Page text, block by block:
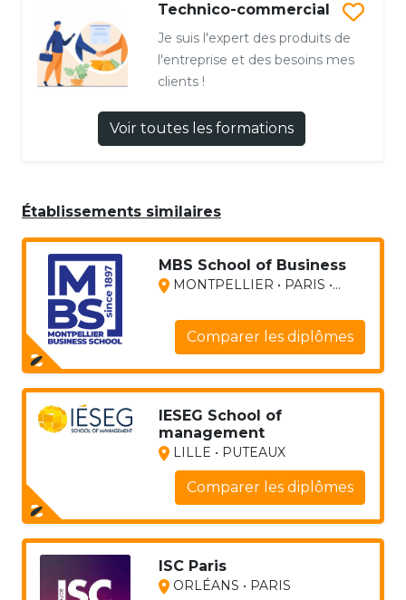
Technico-commercial
Je suis l'expert des produits de
l'entreprise et des besoins mes
clients !
Voir toutes les formations
Établissements similaires
MBS School of Business
MONTPELLIER • PARIS •...
Comparer les diplômes
IESEG School of
management
LILLE • PUTEAUX
Comparer les diplômes
ISC Paris
ORLÉANS • PARIS